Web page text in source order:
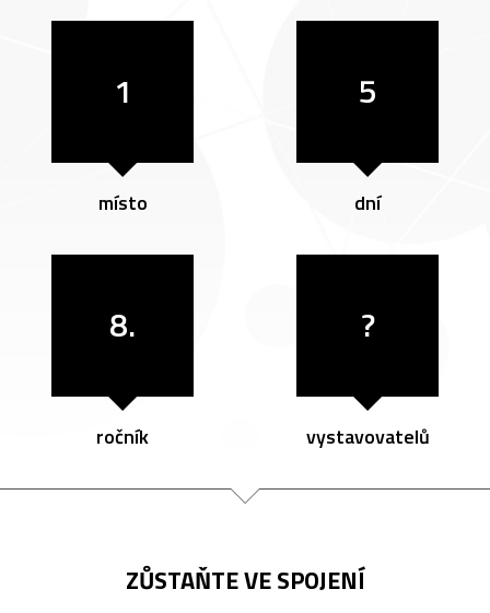
1
místo
5
dní
8.
ročník
?
vystavovatelů
ZŮSTAŇTE VE SPOJENÍ